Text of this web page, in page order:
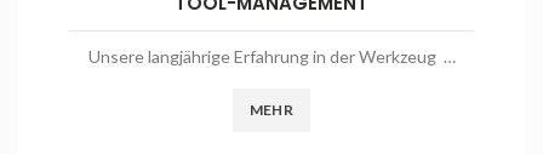
Unsere langjährige Erfahrung in der Werkzeug …
MEHR